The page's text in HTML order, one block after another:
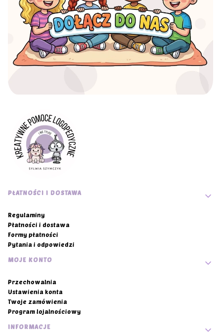
Linki w stopce
PŁATNOŚCI I DOSTAWA
Regulaminy
Płatności i dostawa
Formy płatności
Pytania i odpowiedzi
MOJE KONTO
Przechowalnia
Ustawienia konta
Twoje zamówienia
Program lojalnościowy
INFORMACJE